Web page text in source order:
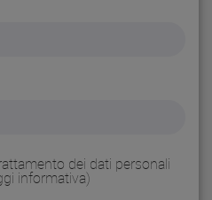
dei dati personali
informativa)